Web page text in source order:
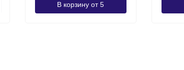
В корзину от 5